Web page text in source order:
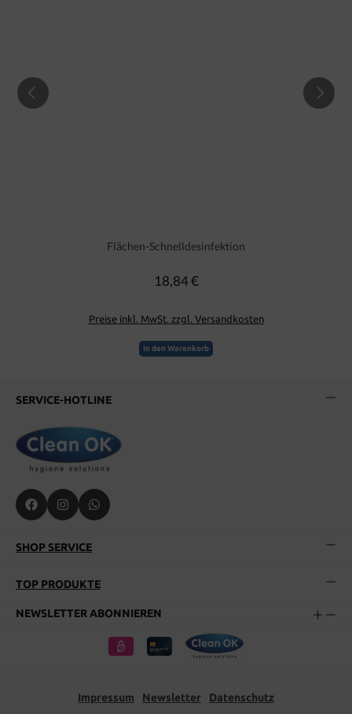
Flächen-Schnelldesinfektion
Regulärer Preis:
18,84 €
Preise inkl. MwSt. zzgl. Versandkosten
In den Warenkorb
SERVICE-HOTLINE
SHOP SERVICE
TOP PRODUKTE
NEWSLETTER ABONNIEREN
Impressum Newsletter Datenschutz